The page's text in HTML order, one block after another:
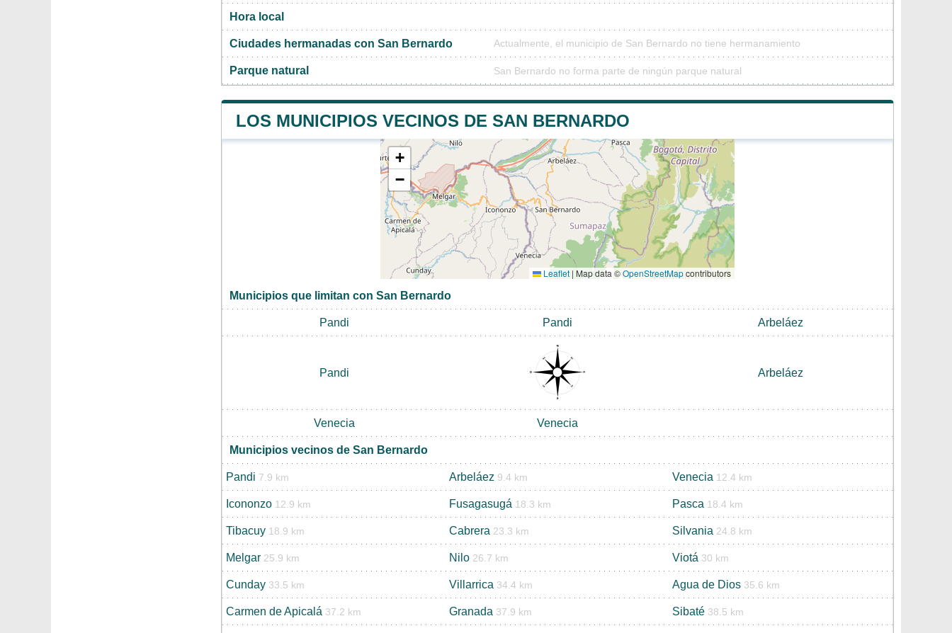
Hora local
Ciudades hermanadas con San Bernardo Actualmente, el municipio de San Bernardo no tiene hermanamiento
Parque natural San Bernardo no forma parte de ningún parque natural
LOS MUNICIPIOS VECINOS DE SAN BERNARDO
+
−
Leaflet | Map data ©OpenStreetMapcontributors
Municipios que limitan con San Bernardo
Pandi Pandi Arbeláez
Pandi Arbeláez
Venecia Venecia
Municipios vecinos de San Bernardo
Pandi 7.9 km Arbeláez 9.4 km Venecia 12.4 km
Icononzo 12.9 km Fusagasugá 18.3 km Pasca 18.4 km
Tibacuy 18.9 km Cabrera 23.3 km Silvania 24.8 km
Melgar 25.9 km Nilo 26.7 km Viotá 30 km
Cunday 33.5 km Villarrica 34.4 km Agua de Dios 35.6 km
Carmen de Apicalá 37.2 km Granada 37.9 km Sibaté 38.5 km